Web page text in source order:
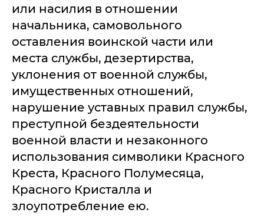
или насилия в отношении
начальника, самовольного
оставления воинской части или
места службы, дезертирства,
уклонения от военной службы,
имущественных отношений,
нарушение уставных правил службы,
преступной бездеятельности
военной власти и незаконного
использования символики Красного
Креста, Красного Полумесяца,
Красного Кристалла и
злоупотребление ею.